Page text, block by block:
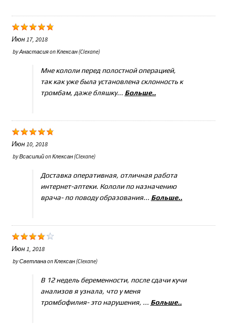
Июн 17, 2018
byАнастасияonКлексан (Clexane)
Мне кололи перед полостной операцией,
так как уже была установлена склонность к
тромбам, даже бляшку... Больше..
Июн 10, 2018
byВсасилийonКлексан (Clexane)
Доставка оперативная, отличная работа
интернет-аптеки. Кололи по назначению
врача- по поводу образования... Больше..
Июн 1, 2018
byСветланаonКлексан (Clexane)
В 12 недель беременности, после сдачи кучи
анализов я узнала, что у меня
тромбофилия- это нарушения, ... Больше..